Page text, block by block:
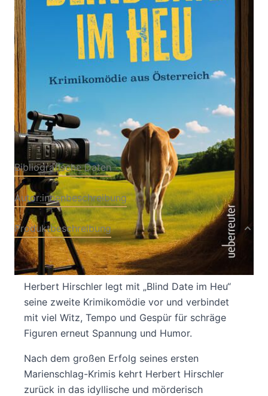
Von Herbert Hirschler
Verlag: Carl Ueberreuter
25.03.2026
Softcover
80009004-4
Bibliografische Daten
Autor:innenbeschreibung
Produktbeschreibung
Ein Mord im Heustadl und ganz Marienschlag
schaut zu!
Herbert Hirschler legt mit „Blind Date im Heu“
seine zweite Krimikomödie vor und verbindet
mit viel Witz, Tempo und Gespür für schräge
Figuren erneut Spannung und Humor.
Nach dem großen Erfolg seines ersten
Marienschlag-Krimis kehrt Herbert Hirschler
zurück in das idyllische und mörderisch